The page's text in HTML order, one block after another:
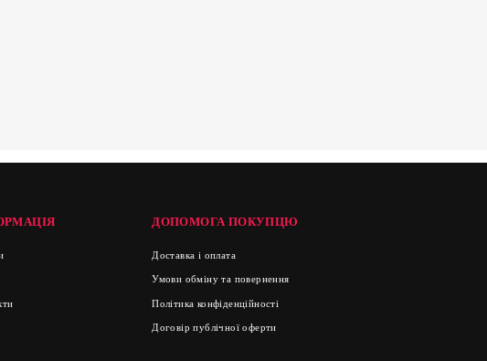
ДОПОМОГА ПОКУПЦЮ
Доставка і оплата
Умови обміну та повернення
Політика конфіденційності
Договір публічної оферти